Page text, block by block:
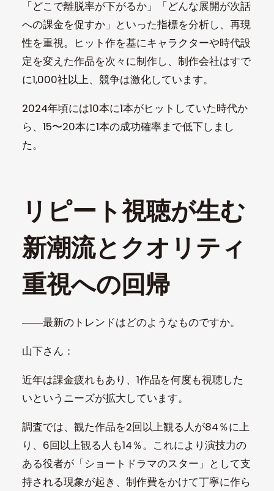
「どこで離脱率が下がるか」「どんな展開が次話
への課金を促すか」といった指標を分析し、再現
性を重視。ヒット作を基にキャラクターや時代設
定を変えた作品を次々に制作し、制作会社はすで
に1,000社以上、競争は激化しています。
2024年頃には10本に1本がヒットしていた時代か
ら、15〜20本に1本の成功確率まで低下しまし
た。
リピート視聴が生む
新潮流とクオリティ
重視への回帰
――最新のトレンドはどのようなものですか。
山下さん：
近年は課金疲れもあり、1作品を何度も視聴した
いというニーズが拡大しています。
調査では、観た作品を2回以上観る人が84％に上
り、6回以上観る人も14％。これにより演技力の
ある役者が「ショートドラマのスター」として支
持される現象が起き、制作費をかけて丁寧に作ら